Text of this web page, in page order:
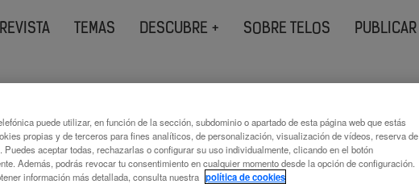
REVISTA TEMAS DESCUBRE + SOBRE TELOS PUBLICAR
como
puede utilizar, en función de la sección, subdominio o apartado de esta página web que estás
propias y de terceros para fines analíticos, de personalización, visualización de vídeos, reserva de
Puedes aceptar todas, rechazarlas o configurar su uso individualmente, clicando en el botón
Además, podrás revocar tu consentimiento en cualquier momento desde la opción de configuración.
información más detallada, consulta nuestra política de cookies